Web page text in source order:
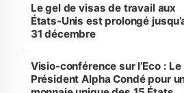
Le gel de visas de travail aux
États-Unis est prolongé
31 décembre
Visio-conférence sur l’Eco : Le
Président Alpha Condé pour